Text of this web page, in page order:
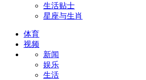
生活贴士
星座与生肖
体育
视频
新闻
娱乐
生活